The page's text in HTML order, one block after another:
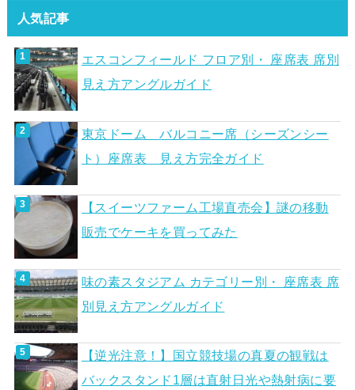
人気記事
エスコンフィールド フロア別・ 座席表 席別
見え方アングルガイド
東京ドーム バルコニー席（シーズンシー
ト）座席表 見え方完全ガイド
【スイーツファーム工場直売会】謎の移動
販売でケーキを買ってみた
味の素スタジアム カテゴリー別・ 座席表 席
別見え方アングルガイド
【逆光注意！】国立競技場の真夏の観戦は
バックスタンド1層は直射日光や熱射病に要